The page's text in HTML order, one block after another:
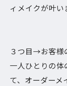
ィメイクが叶い
３つ目→お客様
一人ひとりの体
て、オーダー